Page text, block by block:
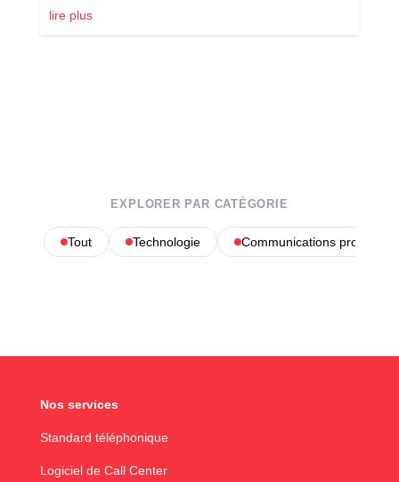
lire plus
EXPLORER PAR CATÉGORIE
Tout Technologie Communications
Nos services
Standard téléphonique
Logiciel de Call Center